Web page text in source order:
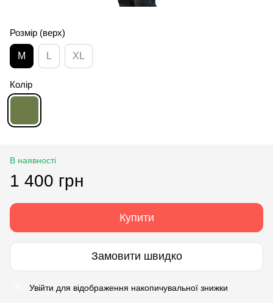
Розмір (верх)
M L XL
Колір
В наявності
1 400 грн
Купити
Замовити швидко
Увійти для відображення накопичувальної знижки